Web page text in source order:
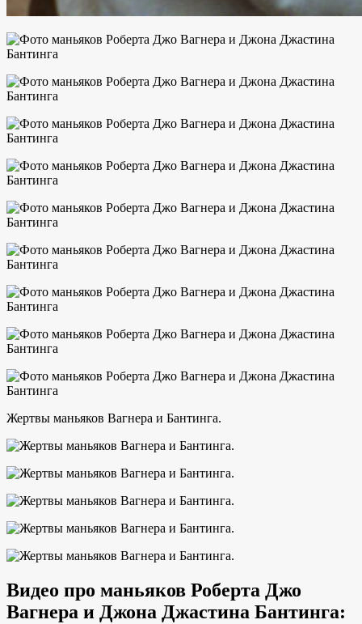
Жертвы маньяков Вагнера и Бантинга.
Видео про маньяков Роберта Джо
Вагнера и Джона Джастина Бантинга: